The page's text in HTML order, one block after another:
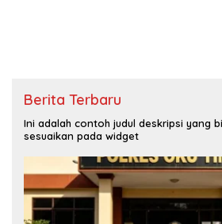
Berita Terbaru
Ini adalah contoh judul deskripsi yang
sesuaikan pada widget